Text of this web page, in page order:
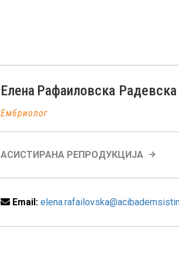
Елена Рафаиловска Радевска
Ембриолог
АСИСТИРАНА РЕПРОДУКЦИЈА
Email: